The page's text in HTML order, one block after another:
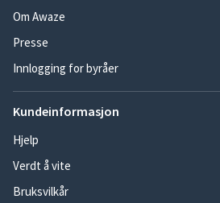
Om Awaze
Presse
Innlogging for byråer
Kundeinformasjon
Hjelp
Verdt å vite
Bruksvilkår